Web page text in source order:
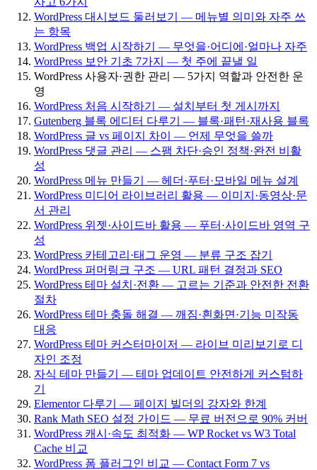
WordPress 대시보드 둘러보기 — 메뉴별 의미와 자주 쓰
는 항목
WordPress 백업 시작하기 — 무엇을·어디에·얼마나 자주
WordPress 보안 기초 7가지 — 첫 주에 끝낼 일
WordPress 사용자·권한 관리 — 5가지 역할과 안전한 운
영
WordPress 처음 시작하기 — 설치부터 첫 게시까지
Gutenberg 블록 에디터 다루기 — 블록·패턴·재사용 블록
WordPress 글 vs 페이지 차이 — 언제 무엇을 쓸까
WordPress 댓글 관리 — 스팸 차단·승인 정책·완전 비활
성
WordPress 메뉴 만들기 — 헤더·푸터·모바일 메뉴 설계
WordPress 미디어 라이브러리 활용 — 이미지·동영상·문
서 관리
WordPress 위젯·사이드바 활용 — 푸터·사이드바 영역 구
성
WordPress 카테고리·태그 운영 — 분류 구조 잡기
WordPress 퍼머링크 구조 — URL 패턴 결정과 SEO
WordPress 테마 설치·전환 — 고르는 기준과 안전한 전환
절차
WordPress 테마 충돌 해결 — 깨짐·흰화면·기능 미작동
대응
WordPress 테마 커스터마이저 — 라이브 미리보기로 디
자인 조정
자식 테마 만들기 — 테마 업데이트 안전하게 커스텀하
기
Elementor 다루기 — 페이지 빌더의 강자와 한계
Rank Math SEO 설정 가이드 — 무료 버전으로 90% 커버
WordPress 캐시·속도 최적화 — WP Rocket vs W3 Total
Cache 비교
WordPress 폼 플러그인 비교 — Contact Form 7 vs